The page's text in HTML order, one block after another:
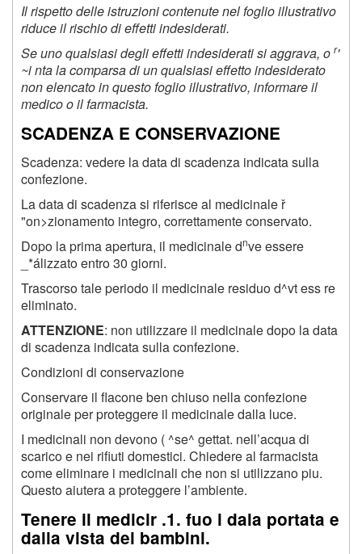
Il rispetto delle istruzioni contenute nel foglio illustrativo
riduce il rischio di effetti indesiderati.
Se uno qualsiasi degli effetti indesiderati si aggrava, o r'
~i nta la comparsa di un qualsiasi effetto indesiderato
non elencato in questo foglio illustrativo, informare il
medico o il farmacista.
SCADENZA E CONSERVAZIONE
Scadenza: vedere la data di scadenza indicata sulla
confezione.
La data di scadenza si riferisce al medicinale ř
"on>zionamento integro, correttamente conservato.
Dopo la prima apertura, il medicinale dnve essere
_*álizzato entro 30 giorni.
Trascorso tale periodo il medicinale residuo d^vt ess re
eliminato.
ATTENZIONE: non utilizzare il medicinale dopo la data
di scadenza indicata sulla confezione.
Condizioni di conservazione
Conservare il flacone ben chiuso nella confezione
originale per proteggere il medicinale dalla luce.
I medicinali non devono ( ^se^ gettat. nell’acqua di
scarico e nei rifiuti domestici. Chiedere al farmacista
come eliminare i medicinali che non si utilizzano piu.
Questo aiutera a proteggere l’ambiente.
Tenere il medicir .1. fuo i dala portata e
dalla vista dei bambini.